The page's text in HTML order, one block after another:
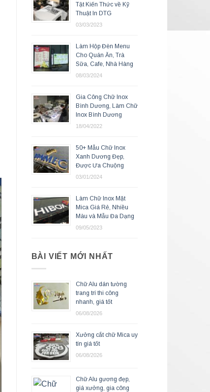
Tật Kiến Thức về Kỹ
Thuật In DTG
03/03/2023
Làm Hộp Đèn Menu
Cho Quán Ăn, Trà
Sữa, Cafe, Nhà Hàng
08/03/2024
Gia Công Chữ Inox
Bình Dương, Làm Chữ
Inox Bình Dương
18/04/2022
50+ Mẫu Chữ Inox
Xanh Dương Đẹp,
Được Ưa Chuộng
03/01/2024
Làm Chữ Inox Mặt
Mica Giá Rẻ, Nhiều
Màu và Mẫu Đa Dạng
09/05/2023
BÀI VIẾT MỚI NHẤT
Chữ Alu dán tường
trang trí thi công
nhanh, giá tốt
06/08/2026
Xưởng cắt chữ Mica uy
tín giá tốt
06/08/2026
Chữ Alu gương đẹp,
giá xưởng, gia công